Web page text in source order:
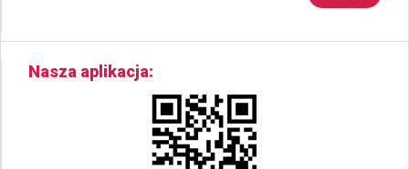
Nasza aplikacja